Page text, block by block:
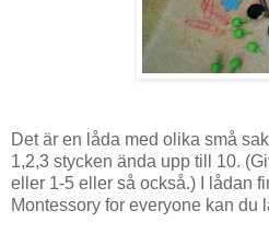
Det är en låda med olika små
1,2,3 stycken ända upp till 10.
eller 1-5 eller så också.) I lådan
Montessory for everyone kan du